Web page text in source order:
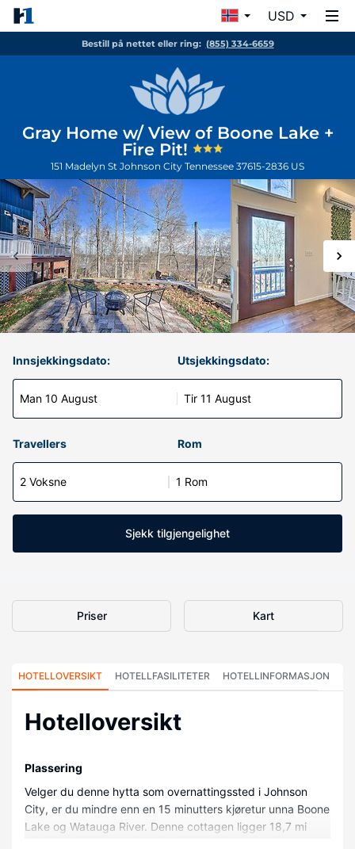
USD
Bestill på nettet eller ring: (855) 334-6659
Gray Home w/ View of Boone Lake +
Fire Pit!
151 Madelyn St Johnson City Tennessee 37615-2836 US
Innsjekkingsdato:
Man 10 August
Utsjekkingsdato:
Tir 11 August
Travellers Rom
2 Voksne 1 Rom
Sjekk tilgjengelighet
Priser Kart
HOTELLOVERSIKT HOTELLFASILITETER HOTELLINFORMASJON
Hotelloversikt
Plassering
Velger du denne hytta som overnattingssted i Johnson
City, er du mindre enn en 15 minutters kjøretur unna Boone
Lake og Watauga River. Denne cottagen ligger 18,7 mi